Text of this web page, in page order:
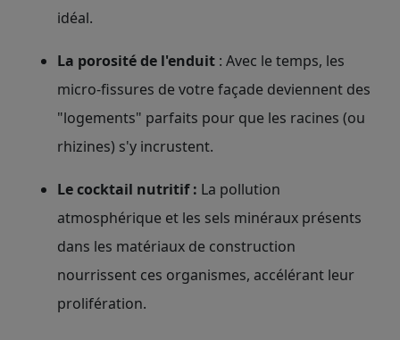
idéal.
La porosité de l'enduit : Avec le temps, les
micro-fissures de votre façade deviennent des
"logements" parfaits pour que les racines (ou
rhizines) s'y incrustent.
Le cocktail nutritif : La pollution
atmosphérique et les sels minéraux présents
dans les matériaux de construction
nourrissent ces organismes, accélérant leur
prolifération.